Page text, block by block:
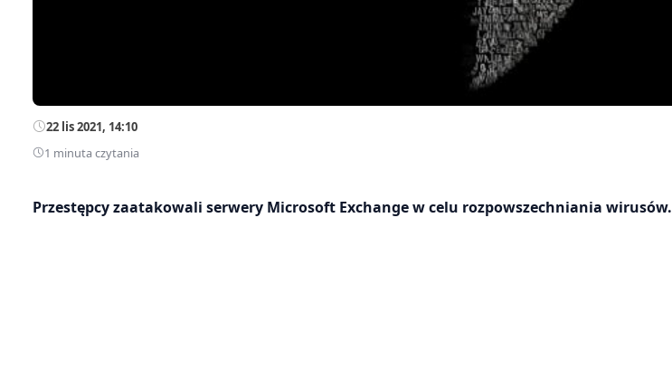
22 lis 2021, 14:10
1 minuta czytania
Przestępcy zaatakowali serwery Microsoft Exchange w celu rozpowszechniania wirusów.